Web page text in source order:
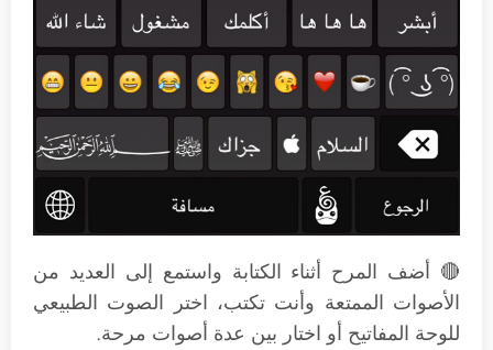
🔴 أضف المرح أثناء الكتابة واستمع إلى العديد من
الأصوات الممتعة وأنت تكتب، اختر الصوت الطبيعي
للوحة المفاتيح أو اختار بين عدة أصوات مرحة.